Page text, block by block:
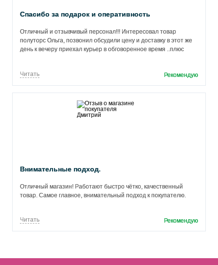
Спасибо за подарок и оперативность
Отличный и отзывчивый персонал!!! Интересовал товар
полуторс Ольга, позвонил обсудили цену и доставку в этот же
день к вечеру приехал курьер в обговоренное время ..плюс
клиентам. Рекомендую не пожалеете...
Читать Рекомендую
Внимательные подход.
Отличный магазин! Работают быстро чётко, качественный
товар. Самое главное, внимательный подход к покупателю.
Читать Рекомендую